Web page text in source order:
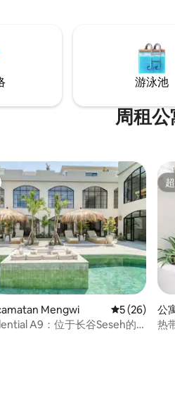
充
游泳池
周租公
Mengwi 平均评分 5
5 (26)
A9：位于长谷Seseh的1
公
热